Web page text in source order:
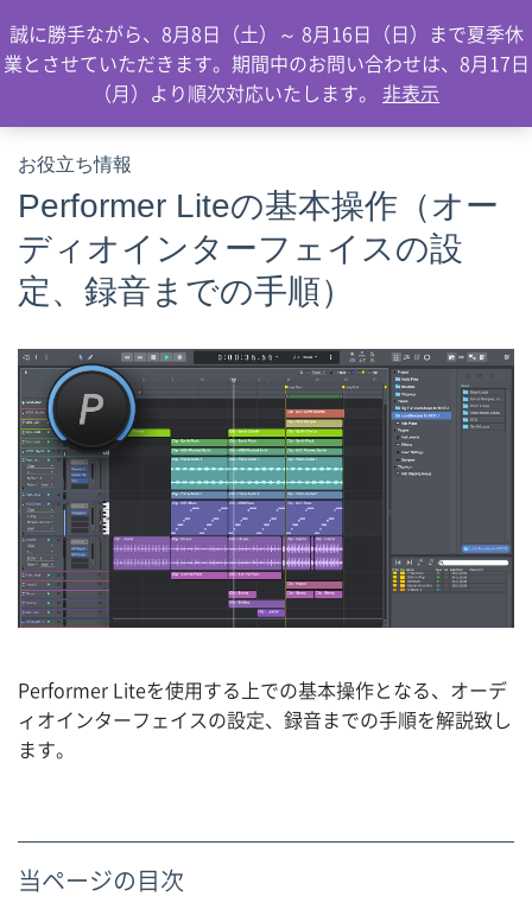
0
お役立ち情報
Performer Liteの基本操作（オー
ディオインターフェイスの設
定、録音までの手順）
Performer Liteを使用する上での基本操作となる、オーデ
ィオインターフェイスの設定、録音までの手順を解説致し
ます。
当ページの目次
誠に勝手ながら、8月8日（土）～ 8月16日（日）まで夏季休
業とさせていただきます。期間中のお問い合わせは、8月17日
（月）より順次対応いたします。 非表示